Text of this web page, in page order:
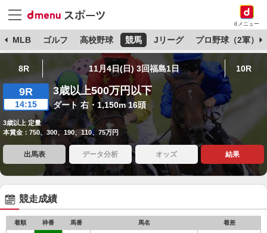
dメニュー
MLB ゴルフ 高校野球 競馬 Jリーグ プロ野球（2軍）
8R 11月4日(日) 3回福島1日 10R
9R
14:15
3歳以上500万円以下
ダート 右・1,150m 16頭
3歳以上 定量
本賞金：750、300、190、110、75万円
出馬表 データ分析 オッズ 結果
競走成績
着順 枠番 馬番 馬名 着差